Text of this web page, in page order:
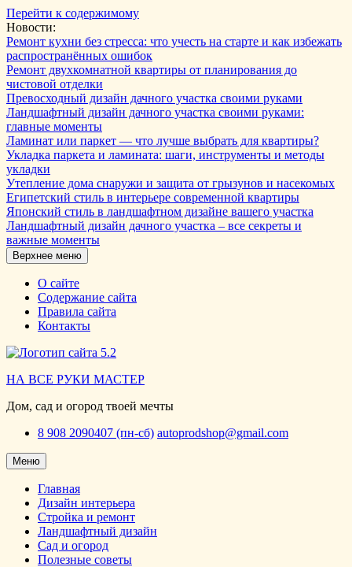
Перейти к содержимому
Новости:
Ремонт кухни без стресса: что учесть на старте и как избежать
распространённых ошибок
Ремонт двухкомнатной квартиры от планирования до
чистовой отделки
Превосходный дизайн дачного участка своими руками
Ландшафтный дизайн дачного участка своими руками:
главные моменты
Ламинат или паркет — что лучше выбрать для квартиры?
Укладка паркета и ламината: шаги, инструменты и методы
укладки
Утепление дома снаружи и защита от грызунов и насекомых
Египетский стиль в интерьере современной квартиры
Японский стиль в ландшафтном дизайне вашего участка
Ландшафтный дизайн дачного участка – все секреты и
важные моменты
Верхнее меню
О сайте
Содержание сайта
Правила сайта
Контакты
НА ВСЕ РУКИ МАСТЕР
Дом, сад и огород твоей мечты
8 908 2090407 (пн-сб) autoprodshop@gmail.com
Меню
Главная
Дизайн интерьера
Стройка и ремонт
Ландшафтный дизайн
Сад и огород
Полезные советы